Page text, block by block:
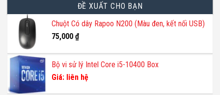
ĐỀ XUẤT CHO BẠN
Chuột Có dây Rapoo N200 (Màu đen, kết nối USB)
75,000 ₫
Bộ vi sử lý Intel Core i5-10400 Box
Giá: liên hệ